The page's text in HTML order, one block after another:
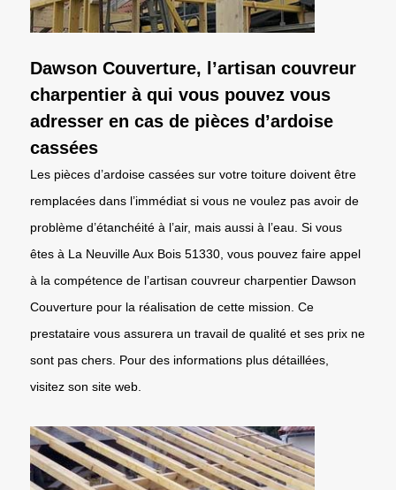
Dawson Couverture, l’artisan couvreur
charpentier à qui vous pouvez vous
adresser en cas de pièces d’ardoise
cassées
Les pièces d’ardoise cassées sur votre toiture doivent être
remplacées dans l’immédiat si vous ne voulez pas avoir de
problème d’étanchéité à l’air, mais aussi à l’eau. Si vous
êtes à La Neuville Aux Bois 51330, vous pouvez faire appel
à la compétence de l’artisan couvreur charpentier Dawson
Couverture pour la réalisation de cette mission. Ce
prestataire vous assurera un travail de qualité et ses prix ne
sont pas chers. Pour des informations plus détaillées,
visitez son site web.